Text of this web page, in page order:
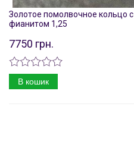
Золотое помолвочное кольцо с
фианитом 1,25
7750 грн.
В кошик